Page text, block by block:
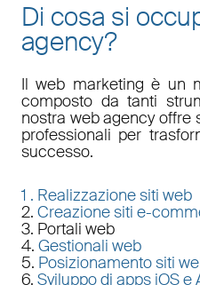
Di cosa si
agency?
Ilweb marketing è un
composto da tanti
nostra web agencyoffre
professionali per
successo.
1 . Realizzazione siti web
2. Creazione siti e-
3. Portali web
4. Gestionali web
5. Posizionamento siti
6. Sviluppo di apps iOS